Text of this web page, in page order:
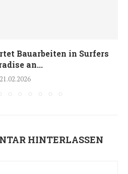
Bauarbeiten in Surfers
an...
21.02.2026
HINTERLASSEN